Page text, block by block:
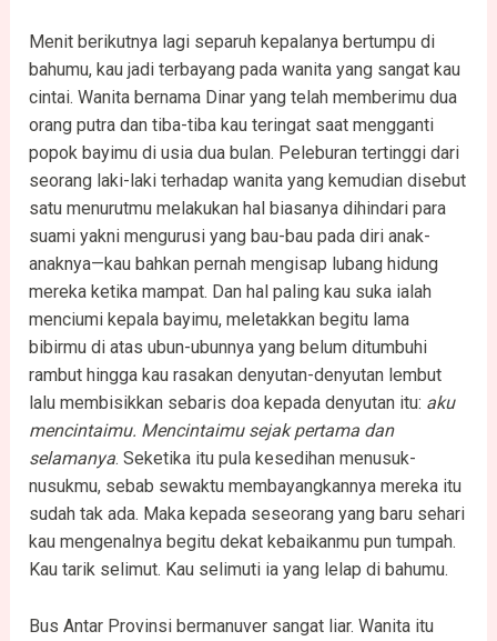
Menit berikutnya lagi separuh kepalanya bertumpu di
bahumu, kau jadi terbayang pada wanita yang sangat kau
cintai. Wanita bernama Dinar yang telah memberimu dua
orang putra dan tiba-tiba kau teringat saat mengganti
popok bayimu di usia dua bulan. Peleburan tertinggi dari
seorang laki-laki terhadap wanita yang kemudian disebut
satu menurutmu melakukan hal biasanya dihindari para
suami yakni mengurusi yang bau-bau pada diri anak-
anaknya—kau bahkan pernah mengisap lubang hidung
mereka ketika mampat. Dan hal paling kau suka ialah
menciumi kepala bayimu, meletakkan begitu lama
bibirmu di atas ubun-ubunnya yang belum ditumbuhi
rambut hingga kau rasakan denyutan-denyutan lembut
lalu membisikkan sebaris doa kepada denyutan itu: aku
mencintaimu. Mencintaimu sejak pertama dan
selamanya. Seketika itu pula kesedihan menusuk-
nusukmu, sebab sewaktu membayangkannya mereka itu
sudah tak ada. Maka kepada seseorang yang baru sehari
kau mengenalnya begitu dekat kebaikanmu pun tumpah.
Kau tarik selimut. Kau selimuti ia yang lelap di bahumu.
Bus Antar Provinsi bermanuver sangat liar. Wanita itu